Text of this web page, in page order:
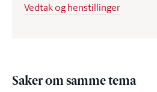
Vedtak og henstillinger
Saker om samme tema